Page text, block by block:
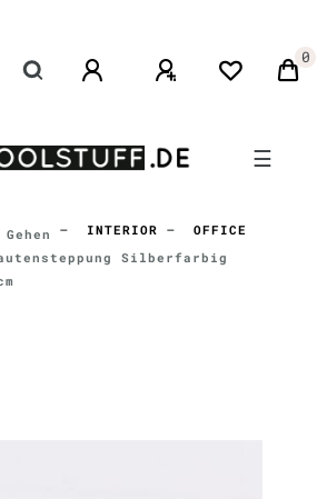
0
☰
INTERIOR
OFFICE
Silberfarbig